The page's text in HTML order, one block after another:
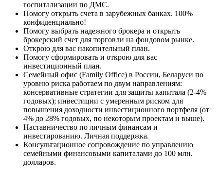
госпитализации по ДМС.
Помогу открыть счета в зарубежных банках. 100%
конфиденциально!
Помогу выбрать надежного брокера и открыть
брокерский счет для торговли на фондовом рынке.
Открою для вас накопительный план.
Помогу сформировать и открою для вас
инвестиционный план.
Семейный офис (Family Office) в России, Беларуси по
уровню риска работаем по двум направлениям:
консервативные стратегии для защиты капитала (2-4%
годовых); инвестиции с умеренным риском для
повышения доходности инвестиционного портфеля (от
4% до 28% годовых, по некоторым проектам и выше).
Наставничество по личным финансам и
инвестированию. Личная поддержка.
Консультационное сопровождение по управлению
семейными финансовыми капиталами до 100 млн.
долларов.